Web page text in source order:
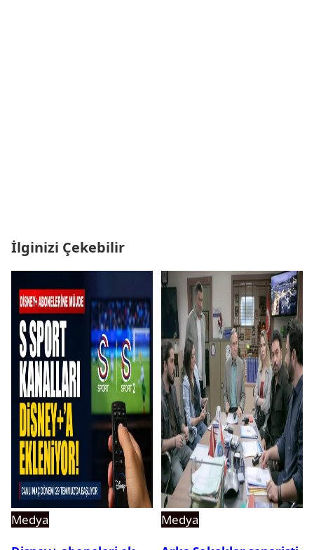
İlginizi Çekebilir
Medya
Medya